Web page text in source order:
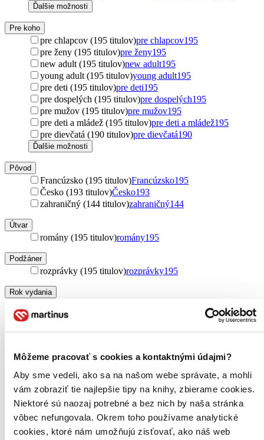
Môžeme pracovať s cookies a kontaktnými údajmi?
Aby sme vedeli, ako sa na našom webe správate, a mohli
vám zobraziť tie najlepšie tipy na knihy, zbierame cookies.
Niektoré sú naozaj potrebné a bez nich by naša stránka
vôbec nefungovala. Okrem toho používame analytické
cookies, ktoré nám umožňujú zisťovať, ako náš web
Ďalšie možnosti
Pre koho
pre chlapcov (195 titulov)pre chlapcov195
pre ženy (195 titulov)pre ženy195
new adult (195 titulov)new adult195
young adult (195 titulov)young adult195
pre deti (195 titulov)pre deti195
pre dospelých (195 titulov)pre dospelých195
pre mužov (195 titulov)pre mužov195
pre deti a mládež (195 titulov)pre deti a mládež195
pre dievčatá (190 titulov)pre dievčatá190
Ďalšie možnosti
Pôvod
Francúzsko (195 titulov)Francúzsko195
Česko (193 titulov)Česko193
zahraničný (144 titulov)zahraničný144
Útvar
romány (195 titulov)romány195
Podžáner
rozprávky (195 titulov)rozprávky195
Rok vydania
2025 (0 titulov)
2022 (0 titulov)
2022
2021 a staršie (0 titulov)2021 a staršie
Ďalšie možnosti
Antoine de Saint-Exupéry (193 titulov) Antoine de Saint-
Exupéry193
Antoine de Saint-Exupery (171 titulov)Antoine de Saint-